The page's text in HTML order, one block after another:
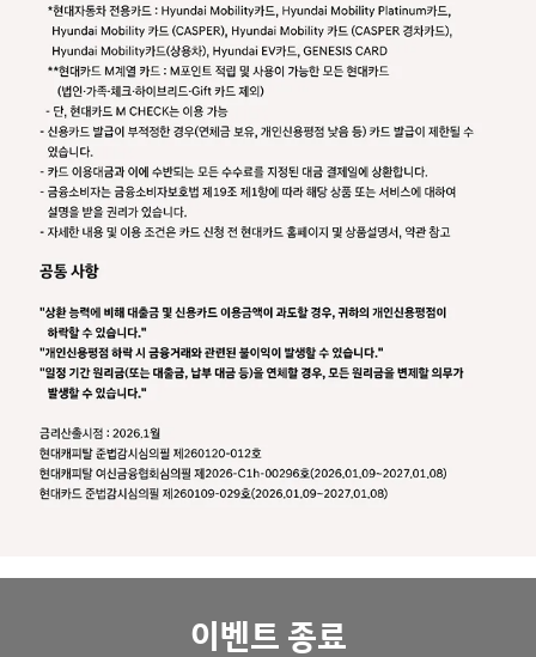
이벤트 종료